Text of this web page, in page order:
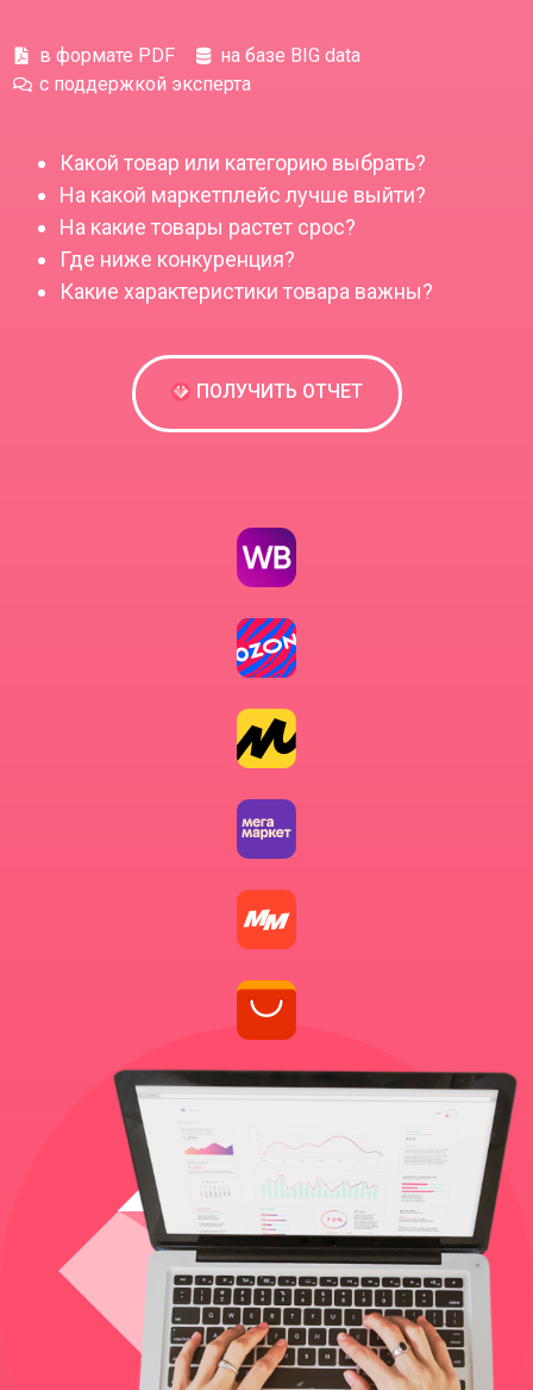
в формате PDF
на базе BIG data
с поддержкой эксперта
Какой товар или категорию выбрать?
На какой маркетплейс лучше выйти?
На какие товары растет срос?
Где ниже конкуренция?
Какие характеристики товара важны?
ПОЛУЧИТЬ ОТЧЕТ